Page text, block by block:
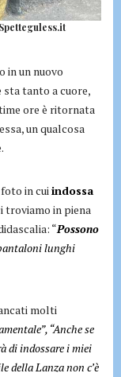
in un nuovo
tanto a cuore,
ore è ritornata
un qualcosa
in cui indossa
troviamo in piena
“Possono
lunghi
molti
“Anche se
di indossare i miei
della Lanza non c’è